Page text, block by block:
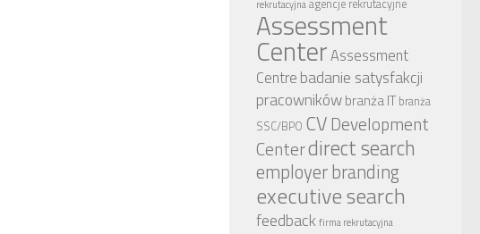
rekrutacyjnaagencje rekrutacyjne
Assessment
CenterAssessment
Centre badanie satysfakcji
pracownikówbranża IT branża
SSC/BPO CV Development
Centerdirect search
employer branding
executive search
feedback firma rekrutacyjna